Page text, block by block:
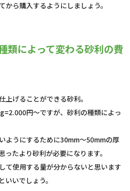
から購入するようにしましょう。
類によって変わる砂利の費
上げることができる砂利。
円～ですが、砂利の種類によっ
ようにするために30mm～50mmの厚
ったより砂利が必要になります。
て使用する量が分からないと思います
いでしょう。